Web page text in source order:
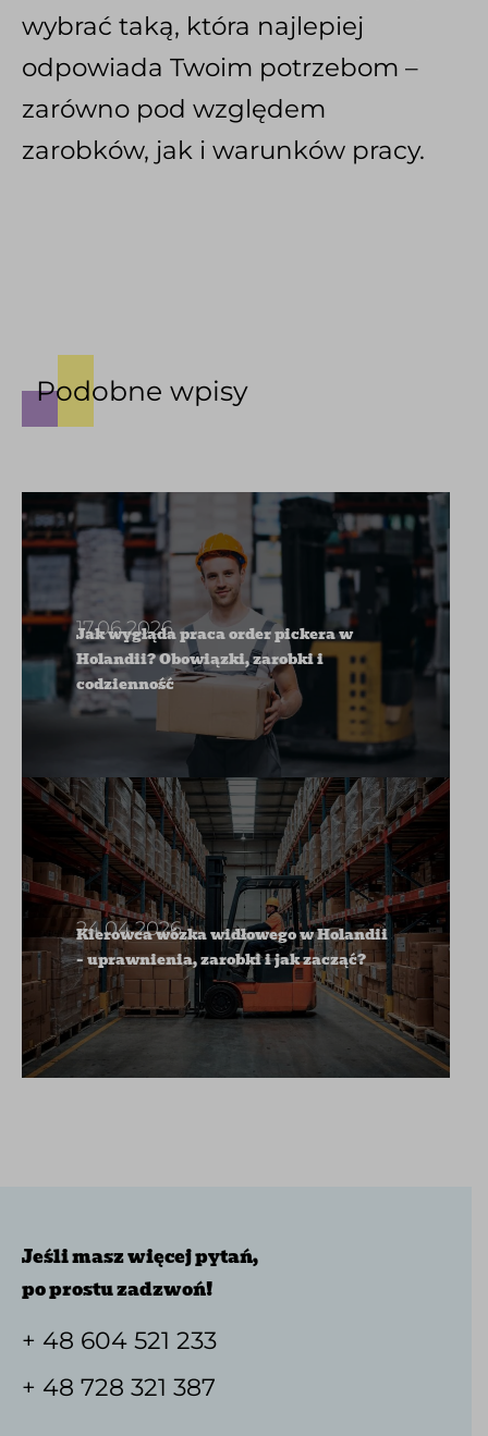
wybrać taką, która najlepiej
odpowiada Twoim potrzebom –
zarówno pod względem
zarobków, jak i warunków pracy.
Podobne wpisy
17.06.2026
Jak wygląda praca order pickera w
Holandii? Obowiązki, zarobki i
codzienność
24.04.2026
Kierowca wózka widłowego w Holandii
– uprawnienia, zarobki i jak zacząć?
Jeśli masz więcej pytań,
po prostu zadzwoń!
+ 48 604 521 233
+ 48 728 321 387